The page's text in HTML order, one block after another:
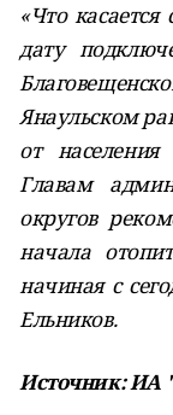
«Что
дату
Янаульском
от
Главам
округов
начала
начиная с
Ельников.
Источник: